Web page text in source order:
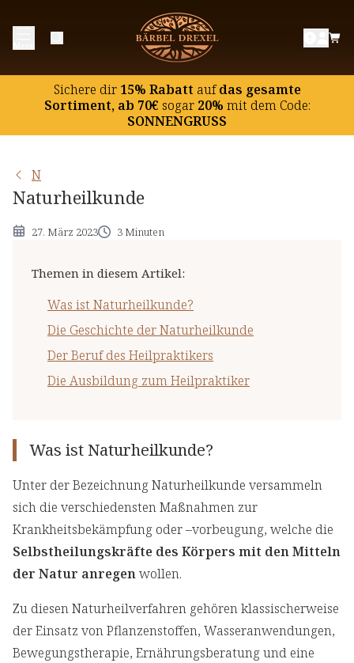
Sichere dir15% Rabatt aufdas gesamte
Sortiment, ab 70€ sogar20% mit dem Code:
SONNENGRUSS
N
Naturheilkunde
27. März 2023 3 Minuten
Themen in diesem Artikel:
Was ist Naturheilkunde?
Die Geschichte der Naturheilkunde
Der Beruf des Heilpraktikers
Die Ausbildung zum Heilpraktiker
Was ist Naturheilkunde?
Die Geschichte der Naturheilkunde
Der Beruf des Heilpraktikers
Die Ausbildung zum Heilpraktiker
Was ist Naturheilkunde?
Unter der Bezeichnung Naturheilkunde versammeln
sich die verschiedensten Maßnahmen zur
Krankheitsbekämpfung oder –vorbeugung, welche die
Selbstheilungskräfte des Körpers mit den Mitteln
der Natur anregenwollen.
Zu diesen Naturheilverfahren gehören klassischerweise
der Einsatz von Pflanzenstoffen, Wasseranwendungen,
Bewegungstherapie, Ernährungsberatung und eine